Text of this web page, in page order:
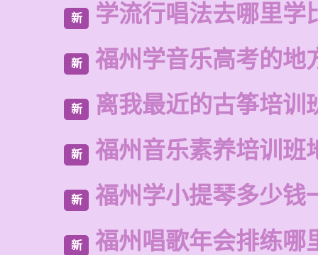
新 学流行唱法去哪里学
新 福州学音乐高考的地
新 离我最近的古筝培训
新 福州音乐素养培训班
新 福州学小提琴多少钱
新 福州唱歌年会排练哪